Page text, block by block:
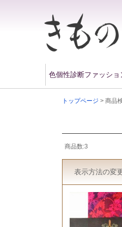
色個性診断ファッショ
トップページ > 商品
商品数:3
表示方法の変